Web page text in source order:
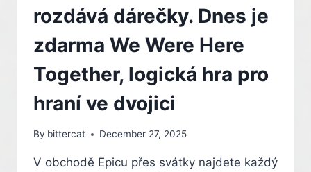
2025.
TOHLE
JSOU
NEJOBLÍBENĚJŠÍ
HRY
PRO
rozdává dárečky. Dnes je
zdarma We Were Here
Together, logická hra pro
hraní ve dvojici
By bittercat December 27, 2025
V obchodě Epicu přes svátky najdete každý